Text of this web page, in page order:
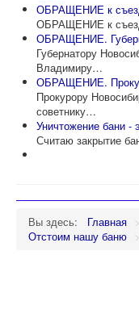
ОБРАЩЕНИЕ к
ОБРАЩЕНИЕ к
ОБРАЩЕНИЕ.
Губернатору
Владимиру…
ОБРАЩЕНИЕ.
Прокурору
советнику…
Уничтожение бани -
Считаю закрытие
Вы здесь: Главная
Отстоим нашу баню